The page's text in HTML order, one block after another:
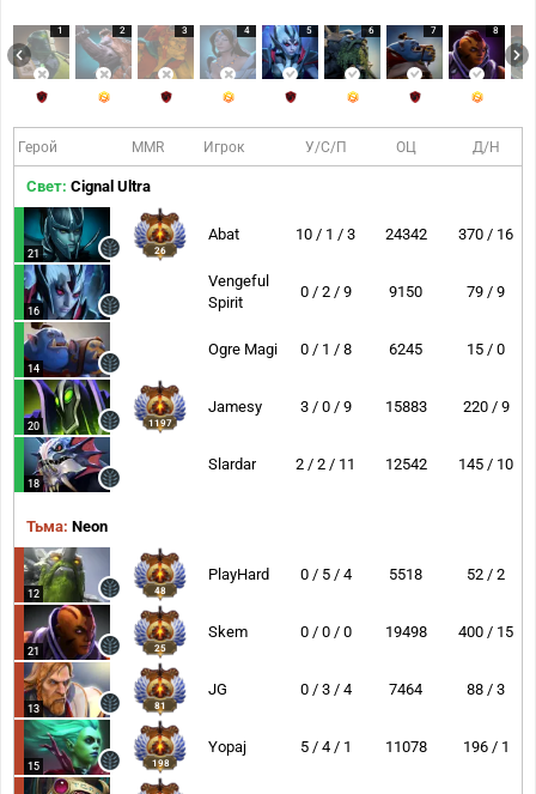
1 2 3 4 5 6 7 8
Герой MMR Игрок У/С/П ОЦ Д/Н
Свет: Cignal Ultra
21 26
Abat 10 / 1 / 3 24342 370 / 16
16
Vengeful
Spirit
0 / 2 / 9 9150 79 / 9
14
Ogre Magi 0 / 1 / 8 6245 15 / 0
20 1197
Jamesy 3 / 0 / 9 15883 220 / 9
18
Slardar 2 / 2 / 11 12542 145 / 10
Тьма: Neon
12 48
PlayHard 0 / 5 / 4 5518 52 / 2
21 25
Skem 0 / 0 / 0 19498 400 / 15
13 81
JG 0 / 3 / 4 7464 88 / 3
15 198
Yopaj 5 / 4 / 1 11078 196 / 1